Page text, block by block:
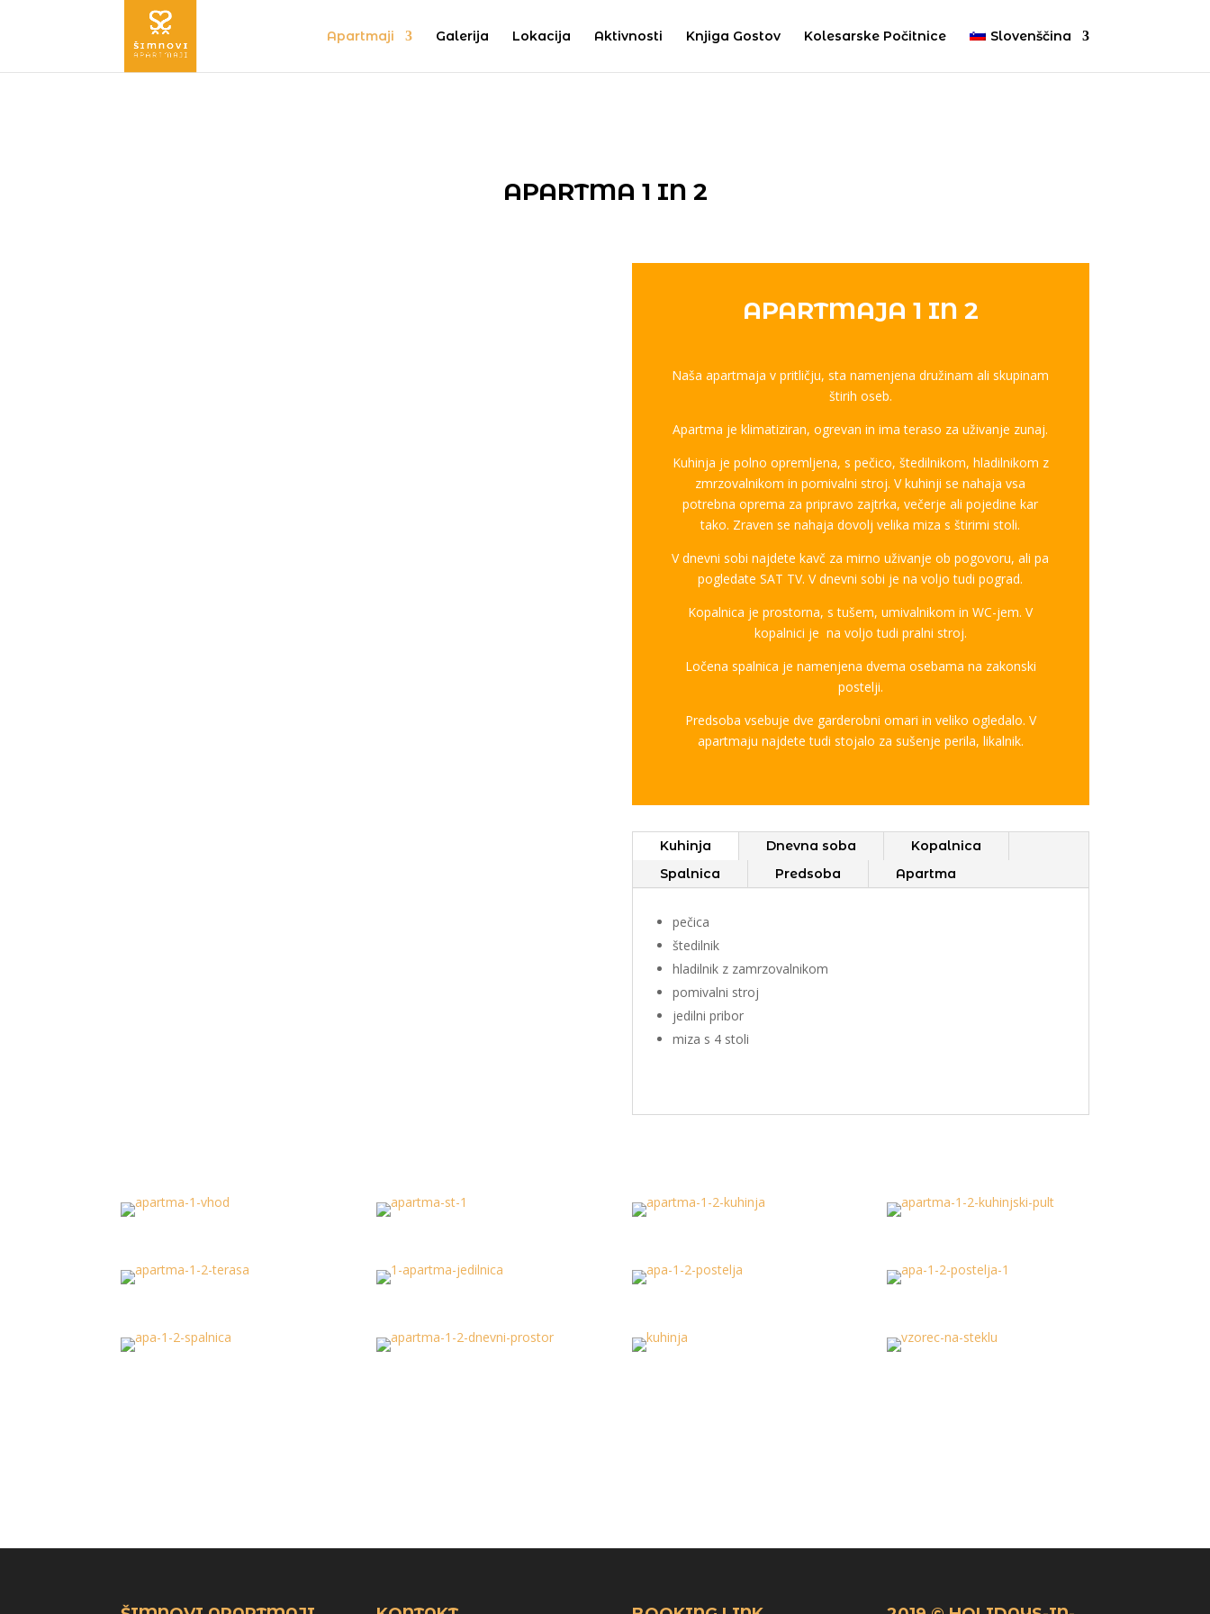
Apartmaji Galerija Lokacija Aktivnosti Knjiga Gostov Kolesarske Počitnice Slovenščina
APARTMA 1 IN 2
APARTMAJA 1 IN 2
Naša apartmaja v pritličju, sta namenjena družinam ali skupinam
štirih oseb.
Apartma je klimatiziran, ogrevan in ima teraso za uživanje zunaj.
Kuhinja je polno opremljena, s pečico, štedilnikom, hladilnikom z
zmrzovalnikom in pomivalni stroj. V kuhinji se nahaja vsa
potrebna oprema za pripravo zajtrka, večerje ali pojedine kar
tako. Zraven se nahaja dovolj velika miza s štirimi stoli.
V dnevni sobi najdete kavč za mirno uživanje ob pogovoru, ali pa
pogledate SAT TV. V dnevni sobi je na voljo tudi pograd.
Kopalnica je prostorna, s tušem, umivalnikom in WC-jem. V
kopalnici je na voljo tudi pralni stroj.
Ločena spalnica je namenjena dvema osebama na zakonski
postelji.
Predsoba vsebuje dve garderobni omari in veliko ogledalo. V
apartmaju najdete tudi stojalo za sušenje perila, likalnik.
Kuhinja Dnevna soba
Kopalnica
Spalnica
Predsoba Apartma
pečica
štedilnik
hladilnik z zamrzovalnikom
pomivalni stroj
jedilni pribor
miza s 4 stoli